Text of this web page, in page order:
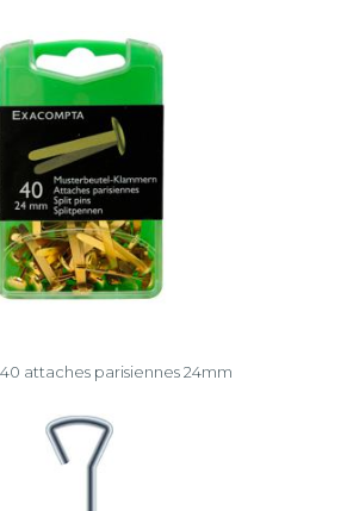
attaches parisiennes 24mm